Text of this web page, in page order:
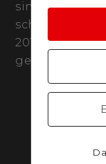
sind die
schottischen
2018 seinen
gewann.
Enable
YouTube